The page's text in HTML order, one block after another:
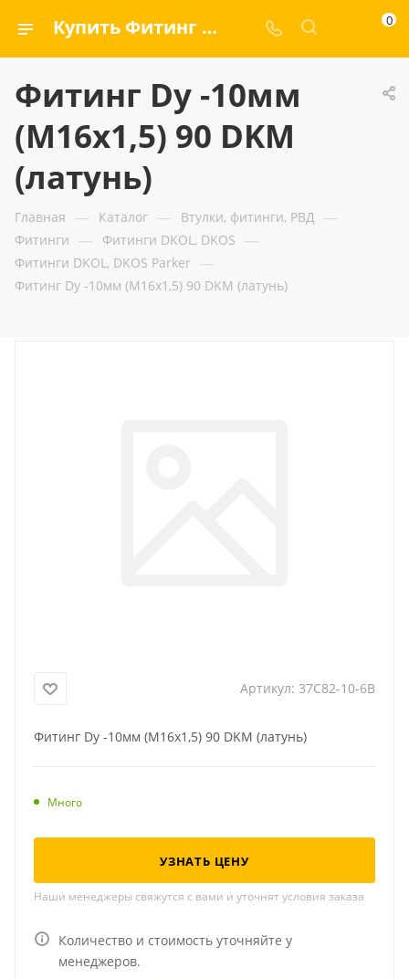
Купить Фитинг Dу -10мм (М16х1,5) 90 DKM (латунь) — ООО «ГИДРАМАКС» 0
Фитинг Dу -10мм
(М16х1,5) 90 DKM
(латунь)
Главная — Каталог — Втулки, фитинги, РВД —
Фитинги — Фитинги DKOL, DKOS —
Фитинги DKOL, DKOS Parker —
Фитинг Dу -10мм (М16х1,5) 90 DKM (латунь)
Артикул: 37C82-10-6B
Фитинг Dу -10мм (М16х1,5) 90 DKM (латунь)
Много
УЗНАТЬ ЦЕНУ
Наши менеджеры свяжутся с вами и уточнят условия заказа
Количество и стоимость уточняйте у
менеджеров.